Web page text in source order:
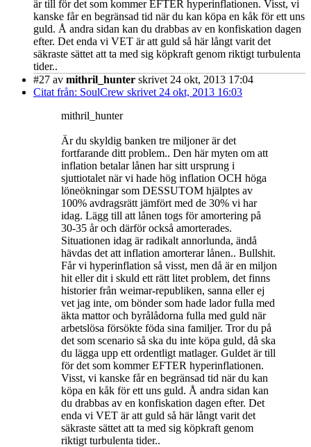
är till för det som kommer EFTER hyperinflationen. Visst, vi
kanske får en begränsad tid när du kan köpa en kåk för ett uns
guld. Å andra sidan kan du drabbas av en konfiskation dagen
efter. Det enda vi VET är att guld så här långt varit det
säkraste sättet att ta med sig köpkraft genom riktigt turbulenta
tider..
#27 av mithril_hunter skrivet 24 okt, 2013 17:04
Citat från: SoulCrew skrivet 24 okt, 2013 16:03
mithril_hunter
Är du skyldig banken tre miljoner är det
fortfarande ditt problem.. Den här myten om att
inflation betalar lånen har sitt ursprung i
sjuttiotalet när vi hade hög inflation OCH höga
löneökningar som DESSUTOM hjälptes av
100% avdragsrätt jämfört med de 30% vi har
idag. Lägg till att lånen togs för amortering på
30-35 år och därför också amorterades.
Situationen idag är radikalt annorlunda, ändå
hävdas det att inflation amorterar lånen.. Bullshit.
Får vi hyperinflation så visst, men då är en miljon
hit eller dit i skuld ett rätt litet problem, det finns
historier från weimar-republiken, sanna eller ej
vet jag inte, om bönder som hade lador fulla med
äkta mattor och byrålådorna fulla med guld när
arbetslösa försökte föda sina familjer. Tror du på
det som scenario så ska du inte köpa guld, då ska
du lägga upp ett ordentligt matlager. Guldet är till
för det som kommer EFTER hyperinflationen.
Visst, vi kanske får en begränsad tid när du kan
köpa en kåk för ett uns guld. Å andra sidan kan
du drabbas av en konfiskation dagen efter. Det
enda vi VET är att guld så här långt varit det
säkraste sättet att ta med sig köpkraft genom
riktigt turbulenta tider..